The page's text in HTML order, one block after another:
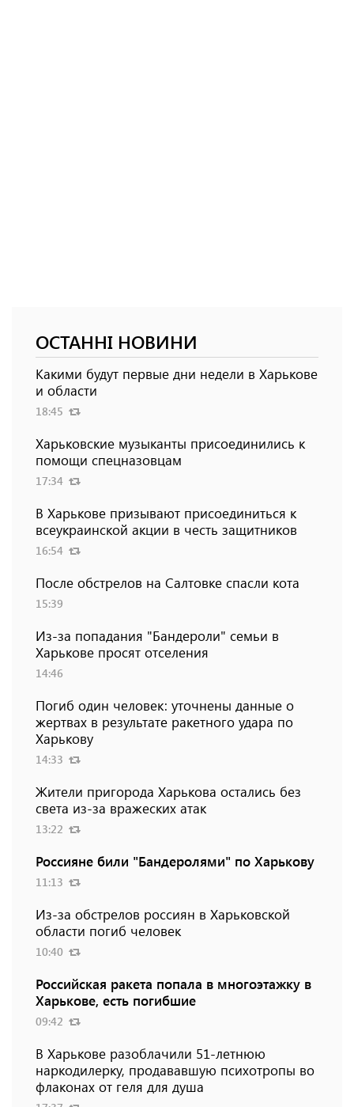
ОСТАННІ НОВИНИ
Какими будут первые дни недели в Харькове
и области
18:45
Харьковские музыканты присоединились к
помощи спецназовцам
17:34
В Харькове призывают присоединиться к
всеукраинской акции в честь защитников
16:54
После обстрелов на Салтовке спасли кота
15:39
Из-за попадания "Бандероли" семьи в
Харькове просят отселения
14:46
Погиб один человек: уточнены данные о
жертвах в результате ракетного удара по
Харькову
14:33
Жители пригорода Харькова остались без
света из-за вражеских атак
13:22
Россияне били "Бандеролями" по Харькову
11:13
Из-за обстрелов россиян в Харьковской
области погиб человек
10:40
Российская ракета попала в многоэтажку в
Харькове, есть погибшие
09:42
В Харькове разоблачили 51-летнюю
наркодилерку, продававшую психотропы во
флаконах от геля для душа